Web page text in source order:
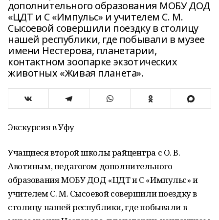
дополнительного образования МОБУ ДОД
«ЦДТ и С «Импульс» и учителем С. М.
Сысоевой совершили поездку в столицу
нашей республики, где побывали в музее
имени Нестерова, планетарии,
контактном зоопарке экзотических
животных «Живая планета».
Экскурсия в Уфу
Учащиеся второй школы райцентра с О. В.
Авотиным, педагогом дополнительного
образования МОБУ ДОД «ЦДТ и С «Импульс» и
учителем С. М. Сысоевой совершили поездку в
столицу нашей республики, где побывали в